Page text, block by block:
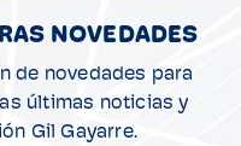
NOVEDADES
de novedades para
últimas noticias y
Gil Gayarre.